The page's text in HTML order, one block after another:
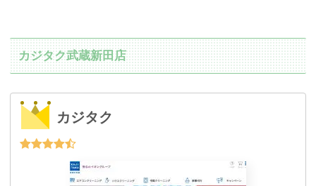
カジタク武蔵新田店
カジタク